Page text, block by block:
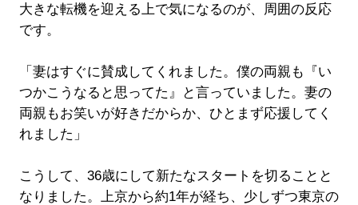
大きな転機を迎える上で気になるのが、周囲の反応
です。
「妻はすぐに賛成してくれました。僕の両親も『い
つかこうなると思ってた』と言っていました。妻の
両親もお笑いが好きだからか、ひとまず応援してく
れました」
こうして、36歳にして新たなスタートを切ることと
なりました。上京から約1年が経ち、少しずつ東京の